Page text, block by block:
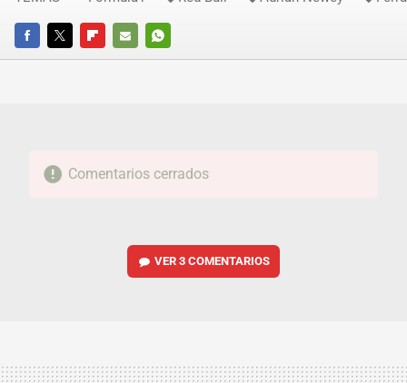
FACEBOOKTWITTERFLIPBOARD
E-
WHATSAPP
Comentarios cerrados
VER3 COMENTARIOS